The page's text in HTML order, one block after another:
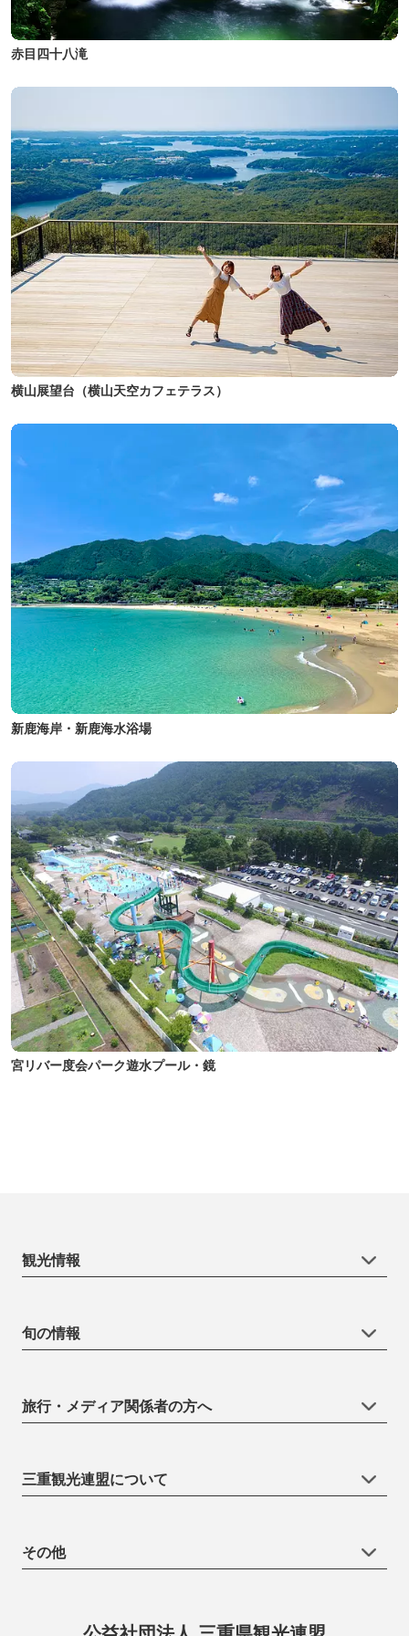
赤目四十八滝
横山展望台（横山天空カフェテラス）
新鹿海岸・新鹿海水浴場
宮リバー度会パーク遊水プール・鏡
観光情報
旬の情報
旅行・メディア関係者の方へ
三重観光連盟について
その他